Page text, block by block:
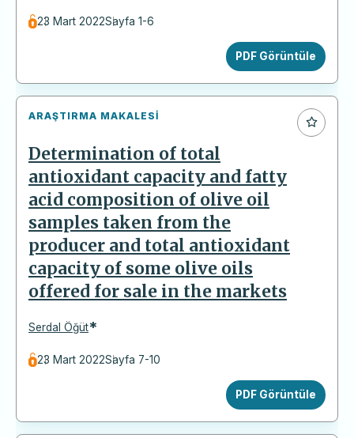
23 Mart 2022Sayfa 1-6
PDF Görüntüle
ARAŞTIRMA MAKALESI
Determination of total
antioxidant capacity and fatty
acid composition of olive oil
samples taken from the
producer and total antioxidant
capacity of some olive oils
offered for sale in the markets
Serdal Öğüt*
23 Mart 2022Sayfa 7-10
PDF Görüntüle